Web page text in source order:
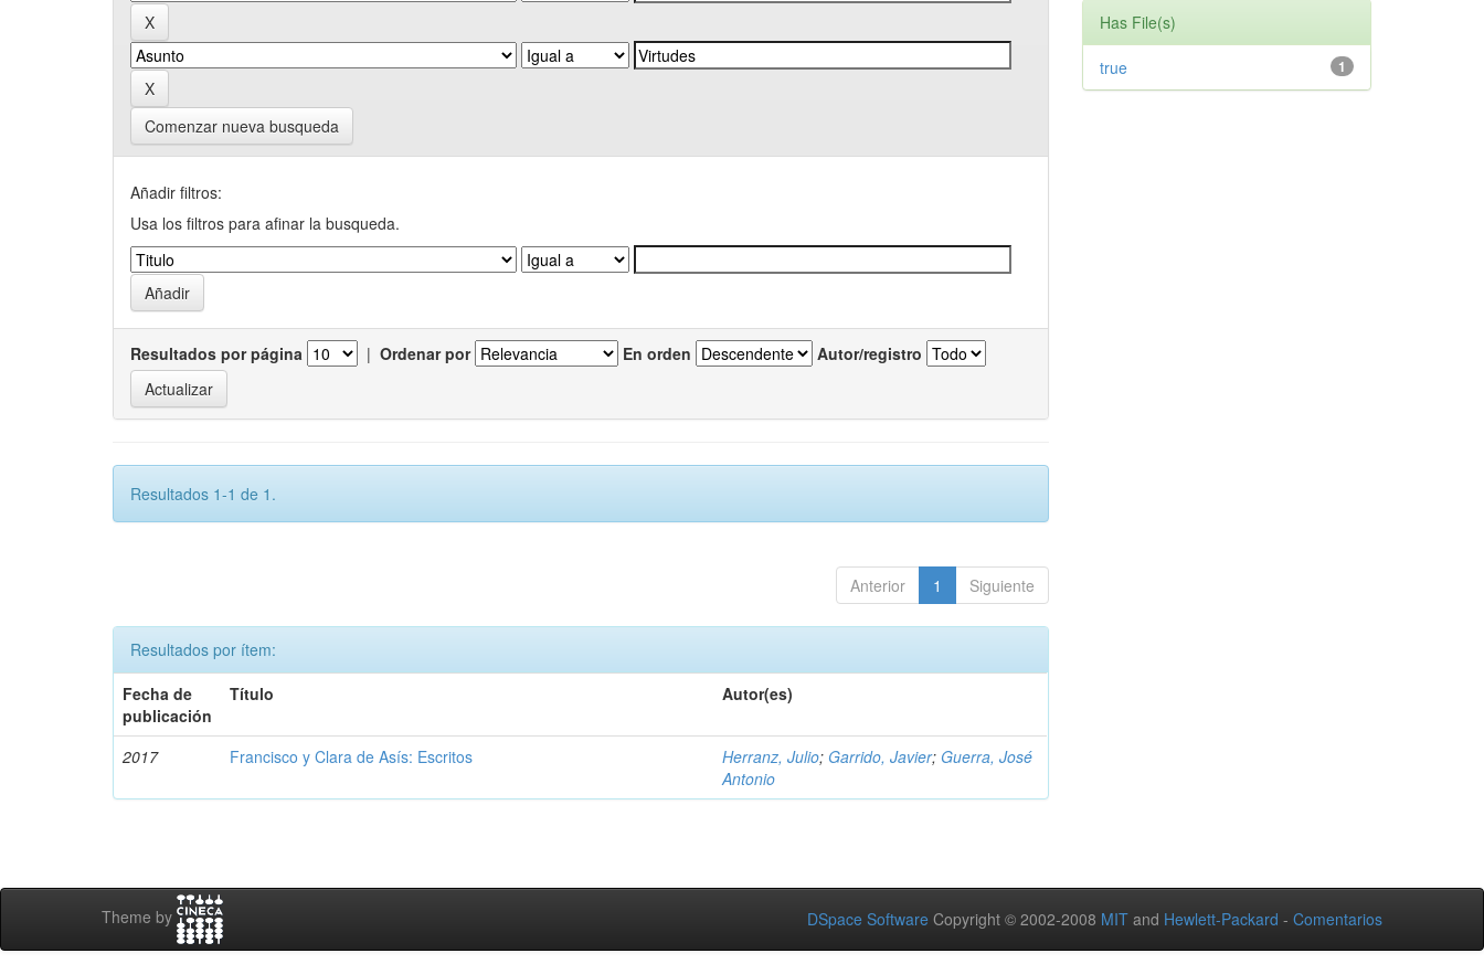
Comenzar nueva busqueda
Añadir filtros:
Usa los filtros para afinar la busqueda.
Resultados por página | Ordenar por En orden Autor/registro
Resultados 1-1 de 1.
Anterior 1 Siguiente
Resultados por ítem:
Fecha de
publicación
Título Autor(es)
2017 Francisco y Clara de Asís: Escritos Herranz, Julio; Garrido, Javier; Guerra, José
Antonio
Has File(s)
1
true
Theme by DSpace Software Copyright © 2002-2008 MIT and Hewlett-Packard - Comentarios